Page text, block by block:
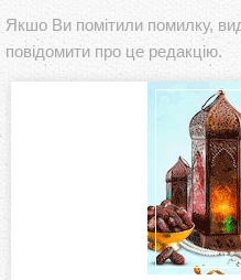
Якшо Ви помітили помилку,
повідомити про це редакцію.